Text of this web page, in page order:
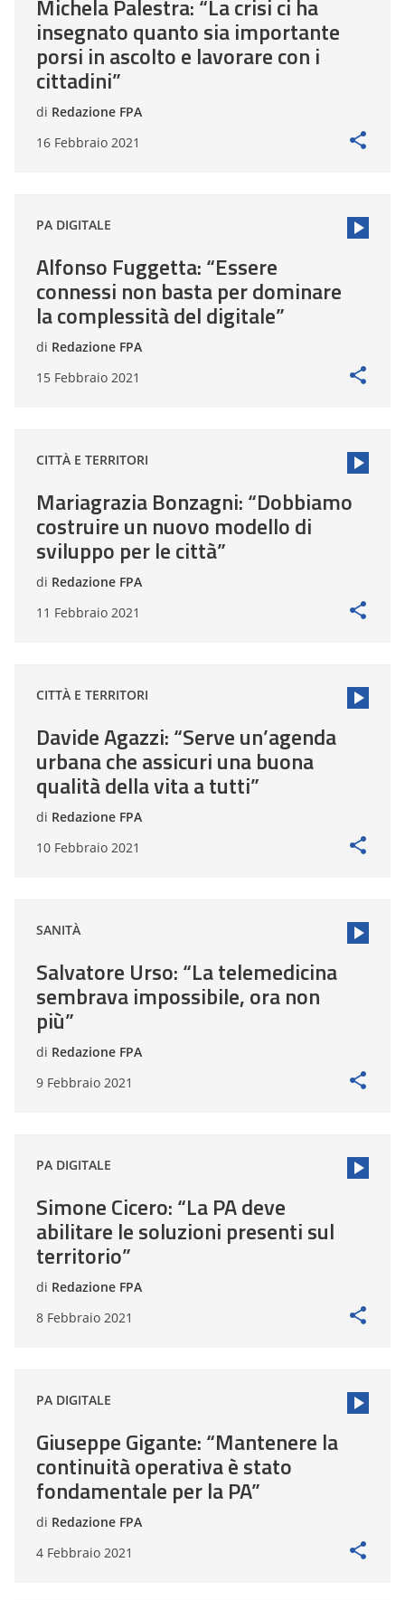
Michela Palestra: “La crisi ci ha
insegnato quanto sia importante
porsi in ascolto e lavorare con i
cittadini”
di Redazione FPA
16 Febbraio 2021
PA DIGITALE
Alfonso Fuggetta: “Essere
connessi non basta per dominare
la complessità del digitale”
di Redazione FPA
15 Febbraio 2021
CITTÀ E TERRITORI
Mariagrazia Bonzagni: “Dobbiamo
costruire un nuovo modello di
sviluppo per le città”
di Redazione FPA
11 Febbraio 2021
CITTÀ E TERRITORI
Davide Agazzi: “Serve un’agenda
urbana che assicuri una buona
qualità della vita a tutti”
di Redazione FPA
10 Febbraio 2021
SANITÀ
Salvatore Urso: “La telemedicina
sembrava impossibile, ora non
più”
di Redazione FPA
9 Febbraio 2021
PA DIGITALE
Simone Cicero: “La PA deve
abilitare le soluzioni presenti sul
territorio”
di Redazione FPA
8 Febbraio 2021
PA DIGITALE
Giuseppe Gigante: “Mantenere la
continuità operativa è stato
fondamentale per la PA”
di Redazione FPA
4 Febbraio 2021